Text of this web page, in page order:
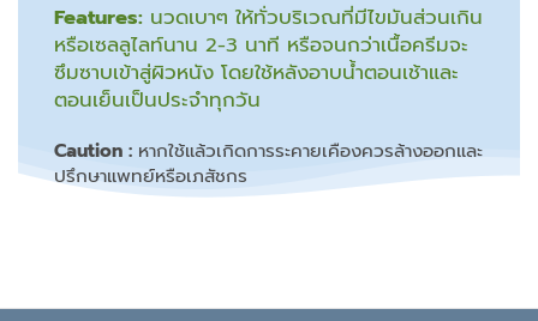
Features: นวดเบาๆ ให้ทั่วบริเวณที่มีไขมันส่วนเกิน
หรือเซลลูไลท์นาน 2-3 นาที หรือจนกว่าเนื้อครีมจะ
ซึมซาบเข้าสู่ผิวหนัง โดยใช้หลังอาบน้ำตอนเช้าและ
ตอนเย็นเป็นประจำทุกวัน
Caution : หากใช้แล้วเกิดการระคายเคืองควรล้างออกและ
ปรึกษาแพทย์หรือเภสัชกร